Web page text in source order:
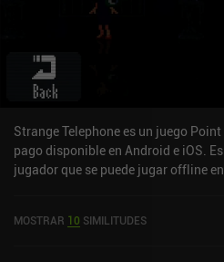
Strange Telephone es un juego
pago disponible en Android e iOS.
jugador que se puede jugar offline
de iOS.
MOSTRAR 10 SIMILITUDES